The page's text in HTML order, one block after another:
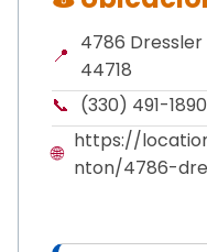
📍
4786 Dressler
44718
📞 (330) 491-1890
🌐
https://
nton/4786-